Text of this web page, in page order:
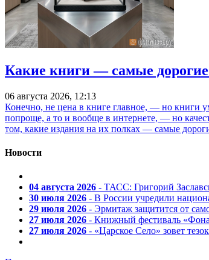
Какие книги — самые дорогие
06 августа 2026, 12:13
Конечно, не цена в книге главное, — но книги
попроще, а то и вообще в интернете, — но
том, какие издания на их полках — самые
Новости
04 августа 2026 - ТАСС: Григорий
30 июля 2026 - В России учредили
29 июля 2026 - Эрмитаж защитится от
27 июля 2026 - Книжный фестиваль
27 июля 2026 - «Царское Село» зовет